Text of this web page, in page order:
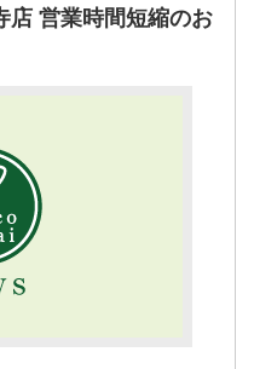
店 営業時間短縮のお